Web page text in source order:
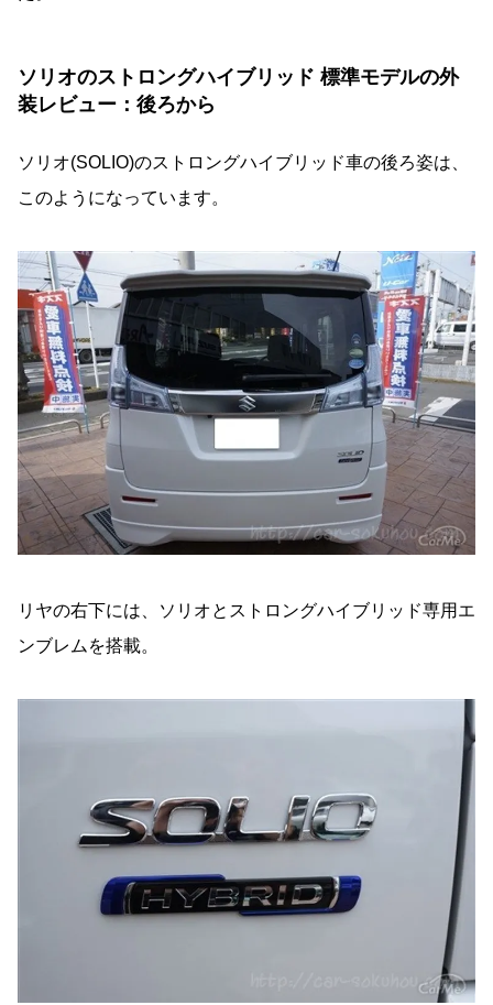
ソリオのストロングハイブリッド 標準モデルの外
装レビュー：後ろから
ソリオ(SOLIO)のストロングハイブリッド車の後ろ姿は、
このようになっています。
リヤの右下には、ソリオとストロングハイブリッド専用エ
ンブレムを搭載。